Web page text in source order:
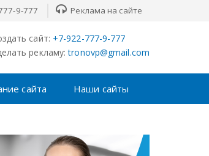
9-777 Реклама на сайте
сайт: +7-922-777-9-777
рекламу: tronovp@gmail.com
сайта Наши сайты